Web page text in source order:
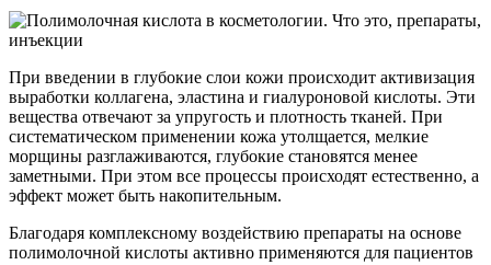
При введении в глубокие слои кожи происходит активизация
выработки коллагена, эластина и гиалуроновой кислоты. Эти
вещества отвечают за упругость и плотность тканей. При
систематическом применении кожа утолщается, мелкие
морщины разглаживаются, глубокие становятся менее
заметными. При этом все процессы происходят естественно, а
эффект может быть накопительным.
Благодаря комплексному воздействию препараты на основе
полимолочной кислоты активно применяются для пациентов